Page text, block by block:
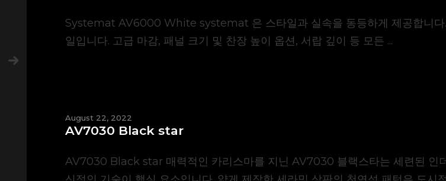
Systemat AV6000 White systemat 은 스타일과 실속을 동등하게 제공합니
일입니다. 고급 마감, 패널 크기 및 찬장 높이 옵션, 서랍 깊이 등 모든 ...
August 22, 2022
AV7030 Black star
AV7030 Black star 매력적인 카리스마를 지닌 AV7030 블랙스타는 세련된 인